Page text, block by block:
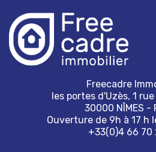
Freecadre
les portes d'Uzès, 1
30000 NÎMES -
Ouverture de 9h à 17 h
+33(0)4 66 70